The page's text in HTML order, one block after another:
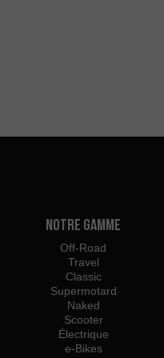
Notre Gamme
Off-Road
Travel
Classic
Supermotard
Naked
Scooter
Électrique
e-Bikes